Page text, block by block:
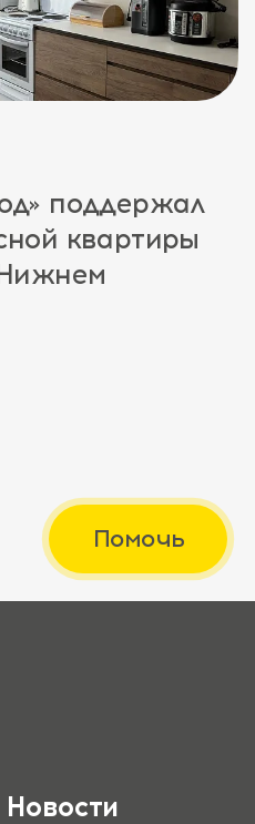
поддержал
квартиры
Помочь
Новости